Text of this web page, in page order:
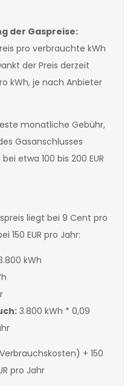
der Gaspreise:
pro verbrauchte kWh
der Preis derzeit
kWh, je nach Anbieter
monatliche Gebühr,
Gasanschlusses
etwa 100 bis 200 EUR
liegt bei 9 Cent pro
150 EUR pro Jahr:
kWh
3.800 kWh * 0,09
+ 150
pro Jahr